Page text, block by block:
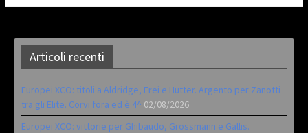
Articoli recenti
Europei XCO: titoli a Aldridge, Frei e Hutter. Argento per Zanotti
tra gli Elite. Corvi fora ed è 4^ 02/08/2026
Europei XCO: vittorie per Ghibaudo, Grossmann e Gallis.